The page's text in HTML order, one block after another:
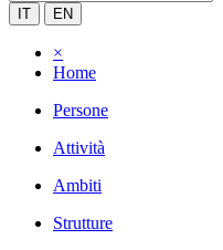
IT EN
×
Home
Persone
Attività
Ambiti
Strutture